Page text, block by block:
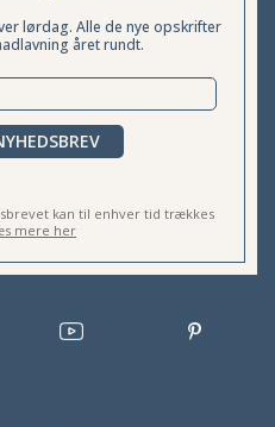
lørdag. Alle de nye opskrifter
året rundt.
kan til enhver tid trækkes
mere her